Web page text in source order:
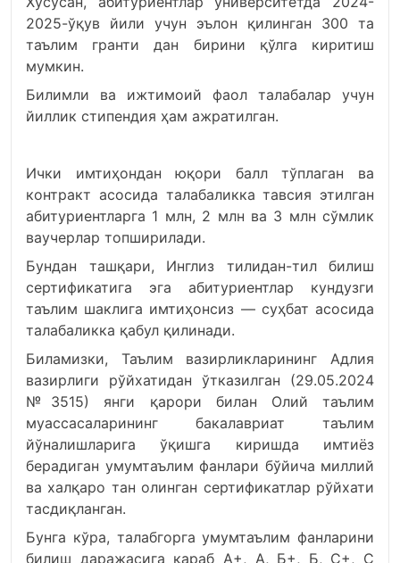
2025-ўқув йили учун эълон қилинган 300 та
таълим гранти дан бирини қўлга киритиш
мумкин.
Билимли ва ижтимоий фаол талабалар учун
йиллик стипендия ҳам ажратилган.
Ички имтиҳондан юқори балл тўплаган ва
контракт асосида талабаликка тавсия этилган
абитуриентларга 1 млн, 2 млн ва 3 млн сўмлик
ваучерлар топширилади.
Бундан ташқари, Инглиз тилидан-тил билиш
сертификатига эга абитуриентлар кундузги
таълим шаклига имтиҳонсиз — суҳбат асосида
талабаликка қабул қилинади.
Биламизки, Таълим вазирликларининг Адлия
вазирлиги рўйхатидан ўтказилган (29.05.2024
№3515) янги қарори билан Олий таълим
муассасаларининг бакалавриат таълим
йўналишларига ўқишга киришда имтиёз
берадиган умумтаълим фанлари бўйича миллий
ва халқаро тан олинган сертификатлар рўйхати
тасдиқланган.
Бунга кўра, талабгорга умумтаълим фанларини
билиш даражасига қараб А+, А, Б+, Б, C+, C